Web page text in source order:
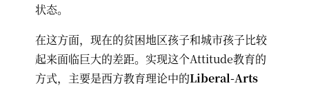
状态。
在这方面，现在的贫困地区孩子和城市孩子比较
起来面临巨大的差距。实现这个Attitude教育的
方式，主要是西方教育理论中的Liberal-Arts